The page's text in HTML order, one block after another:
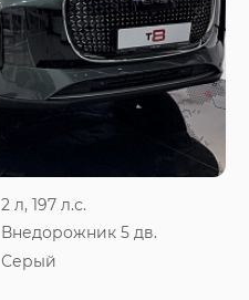
2 л, 197 л.с.
Внедорожник 5 дв.
Серый